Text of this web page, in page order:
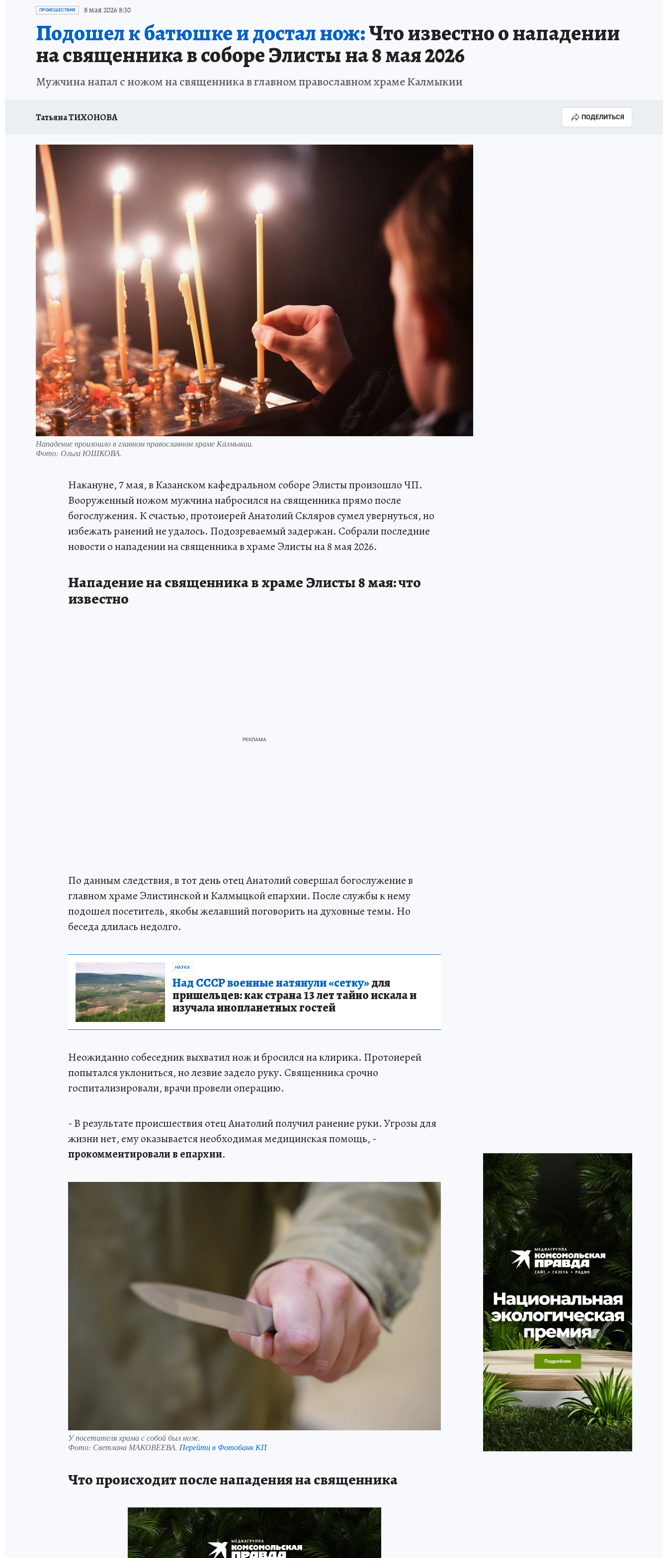
ЗАПОВЕДНАЯ РОССИЯ
ПРОИСШЕСТВИЯ 8 мая 2026 8:30
Подошел к батюшке и достал нож:Что известно о нападении
на священника в соборе Элисты на 8 мая 2026
Мужчина напал с ножом на священника в главном православном храме Калмыкии
Татьяна ТИХОНОВА ПОДЕЛИТЬСЯ
Нападение произошло в главном православном храме Калмыкии.
Фото: Ольга ЮШКОВА.
Накануне, 7 мая, в Казанском кафедральном соборе Элисты произошло ЧП.
Вооруженный ножом мужчина набросился на священника прямо после
богослужения. К счастью, протоиерей Анатолий Скляров сумел увернуться, но
избежать ранений не удалось. Подозреваемый задержан. Собрали последние
новости о нападении на священника в храме Элисты на 8 мая 2026.
Нападение на священника в храме Элисты 8 мая: что
известно
По данным следствия, в тот день отец Анатолий совершал богослужение в
главном храме Элистинской и Калмыцкой епархии. После службы к нему
подошел посетитель, якобы желавший поговорить на духовные темы. Но
беседа длилась недолго.
НАУКА
Над СССР военные натянули «сетку»для
пришельцев: как страна 13 лет тайно искала и
изучала инопланетных гостей
Неожиданно собеседник выхватил нож и бросился на клирика. Протоиерей
попытался уклониться, но лезвие задело руку. Священника срочно
госпитализировали, врачи провели операцию.
- В результате происшествия отец Анатолий получил ранение руки. Угрозы для
жизни нет, ему оказывается необходимая медицинская помощь, -
прокомментировали в епархии.
У посетителя храма с собой был нож.
Фото: Светлана МАКОВЕЕВА. Перейти в Фотобанк КП
Что происходит после нападения на священника